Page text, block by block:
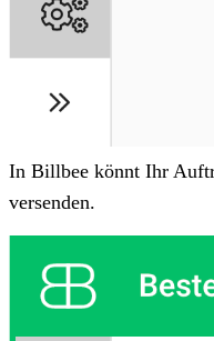
In Billbee könnt Ihr
versenden.